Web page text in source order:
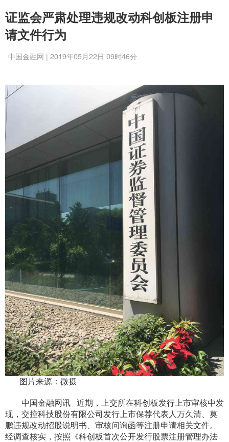
证监会严肃处理违规改动科创板注册申
请文件行为
中国金融网 | 2019年05月22日 09时46分
图片来源：微摄
中国金融网讯 近期，上交所在科创板发行上市审核中发
现，交控科技股份有限公司发行上市保荐代表人万久清、莫
鹏违规改动招股说明书、审核问询函等注册申请相关文件。
经调查核实，按照《科创板首次公开发行股票注册管理办法